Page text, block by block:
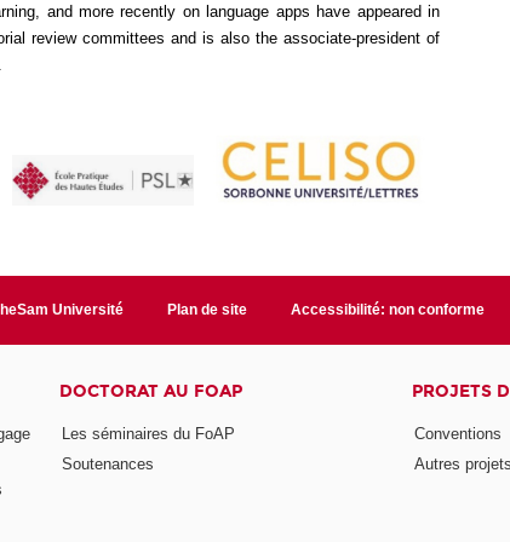
and more recently on language apps have appeared in
review committees and is also the associate-president of
heSam Université Plan de site Accessibilité: non conforme
DOCTORAT AU FOAP
Les séminaires du FoAP
Soutenances
PROJETS
Conventions
Autres projets